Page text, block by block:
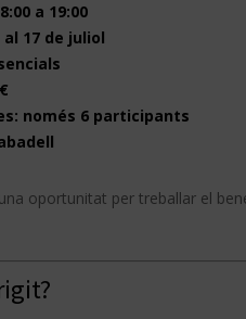
a 19:00
17 de juliol
només 6 participants
oportunitat per treballar el